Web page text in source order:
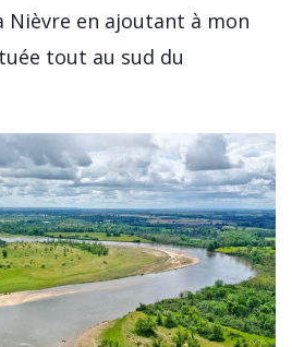
Nièvre en ajoutant à mon
tout au sud du